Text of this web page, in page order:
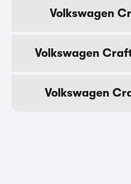
Volkswagen
Volkswagen
Volkswagen